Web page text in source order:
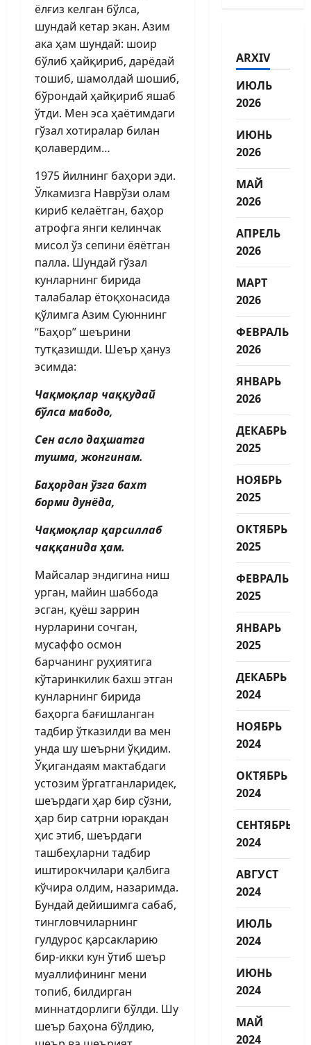
ёлғиз келган бўлса,
шундай кетар экан. Азим
ака ҳам шундай: шоир
бўлиб ҳайқириб, дарёдай
тошиб, шамолдай шошиб,
бўрондай ҳайқириб яшаб
ўтди. Мен эса ҳаётимдаги
гўзал хотиралар билан
қолавердим…
1975 йилнинг баҳори эди.
Ўлкамизга Нав­рўзи олам
кириб келаётган, баҳор
атроф­га янги келинчак
мисол ўз сепини ёяётган
палла. Шундай гўзал
кунларнинг бирида
талабалар ётоқхонасида
қўлимга Азим Суюннинг
“Баҳор” шеърини
тутқазишди. Шеър ҳануз
эсимда:
Чақмоқлар чаққудай
бўлса мабодо,
Сен асло даҳшатга
тушма, жонгинам.
Баҳордан ўзга бахт
борми дунёда,
Чақмоқлар қарсиллаб
чаққанида ҳам.
Майсалар эндигина ниш
урган, майин шаббода
эсган, қуёш заррин
нурларини сочган,
мусаффо осмон
барчанинг руҳиятига
кўтаринкилик бахш этган
кунларнинг бирида
баҳорга бағиш­ланган
тадбир ўтказилди ва мен
унда шу шеърни ўқидим.
Ўқигандаям мактабдаги
устозим ўргатганларидек,
шеърдаги ҳар бир сўзни,
ҳар бир сатрни юракдан
ҳис этиб, шеър­даги
ташбеҳларни тадбир
иштирокчилари қалбига
кўчира олдим, назаримда.
Бундай дейишимга сабаб,
тинг­ловчиларнинг
гулдурос қарсакларию
бир-икки кун ўтиб шеър
муаллифининг мени
топиб, билдирган
миннатдорлиги бўлди. Шу
шеър баҳона бўлдию,
ARXIV
ИЮЛЬ
2026
ИЮНЬ
2026
МАЙ
2026
АПРЕЛЬ
2026
МАРТ
2026
ФЕВРАЛЬ
2026
ЯНВАРЬ
2026
ДЕКАБРЬ
2025
НОЯБРЬ
2025
ОКТЯБРЬ
2025
ФЕВРАЛЬ
2025
ЯНВАРЬ
2025
ДЕКАБРЬ
2024
НОЯБРЬ
2024
ОКТЯБРЬ
2024
СЕНТЯБРЬ
2024
АВГУСТ
2024
ИЮЛЬ
2024
ИЮНЬ
2024
МАЙ
2024